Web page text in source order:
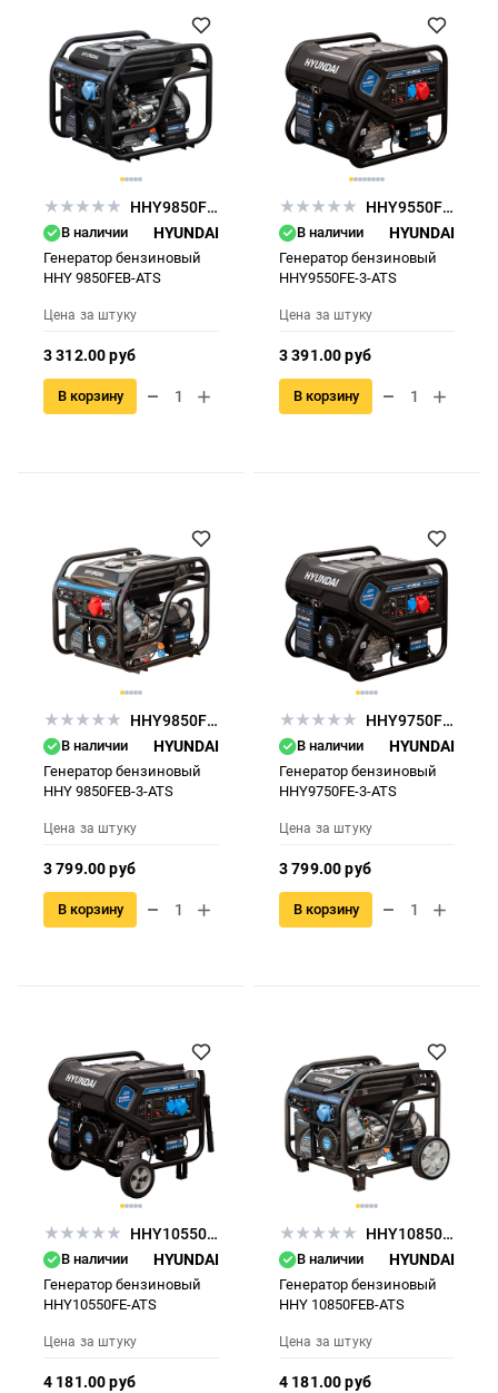
HHY9850FEB-ATS
В наличии HYUNDAI
Генератор бензиновый
HHY 9850FEB-ATS
Цена за штуку
3 312.00 руб
В корзину
HHY9550FE-3-ATS
В наличии HYUNDAI
Генератор бензиновый
HHY9550FE-3-ATS
Цена за штуку
3 391.00 руб
В корзину
HHY9850FEB-3-ATS
В наличии HYUNDAI
Генератор бензиновый
HHY 9850FEB-3-ATS
Цена за штуку
3 799.00 руб
В корзину
HHY9750FE-3-ATS
В наличии HYUNDAI
Генератор бензиновый
HHY9750FE-3-ATS
Цена за штуку
3 799.00 руб
В корзину
HHY10550FE-ATS
В наличии HYUNDAI
Генератор бензиновый
HHY10550FE-ATS
Цена за штуку
4 181.00 руб
HHY10850FEB-ATS
В наличии HYUNDAI
Генератор бензиновый
HHY 10850FEB-ATS
Цена за штуку
4 181.00 руб